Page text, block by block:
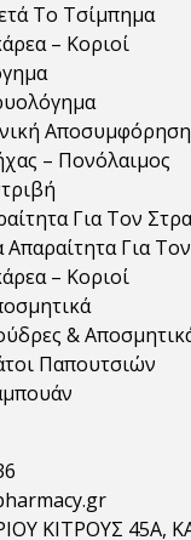
Το Τσίμπημα
– Κοριοί
Αποσυμφόρηση
– Πονόλαιμος
Για Τον
Απαραίτητα Για
– Κοριοί
&
Παπουτσιών
ΚΙΤΡΟΥΣ 45Α,